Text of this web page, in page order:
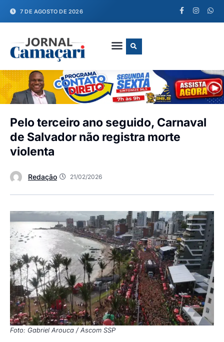
7 DE AGOSTO DE 2026
Pelo terceiro ano seguido, Carnaval
de Salvador não registra morte
violenta
Redação 21/02/2026
Foto: Gabriel Arouca / Ascom SSP